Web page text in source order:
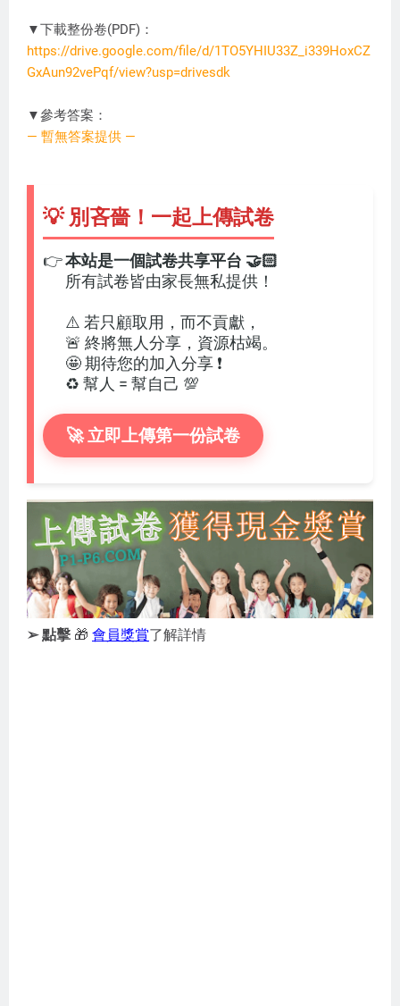
▼下載整份卷(PDF)：
https://drive.google.com/file/d/1TO5YHIU33Z_i339HoxCZ
GxAun92vePqf/view?usp=drivesdk
▼參考答案：
— 暫無答案提供 —
💡 別吝嗇！一起上傳試卷
本站是一個試卷共享平台 🤝🏻
👉
所有試卷皆由家長無私提供！
⚠️ 若只顧取用，而不貢獻，
🚨 終將無人分享，資源枯竭。
🤩 期待您的加入分享 ❗
♻️ 幫人 = 幫自己 💯
🚀 立即上傳第一份試卷
➢ 點擊 🎁 會員獎賞了解詳情